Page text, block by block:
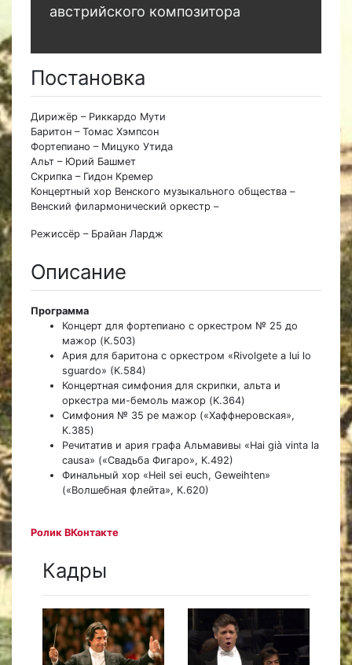
австрийского композитора
Постановка
Дирижёр – Риккардо Мути
Баритон – Томас Хэмпсон
Фортепиано – Мицуко Утида
Альт – Юрий Башмет
Скрипка – Гидон Кремер
Концертный хор Венского музыкального общества –
Венский филармонический оркестр –
Режиссёр – Брайан Лардж
Описание
Программа
Концерт для фортепиано с оркестром № 25 до
мажор (K.503)
Ария для баритона с оркестром «Rivolgete a lui lo
sguardo» (K.584)
Концертная симфония для скрипки, альта и
оркестра ми-бемоль мажор (K.364)
Симфония № 35 ре мажор («Хаффнеровская»,
K.385)
Речитатив и ария графа Альмавивы «Hai già vinta la
causa» («Свадьба Фигаро», K.492)
Финальный хор «Heil sei euch, Geweihten»
(«Волшебная флейта», K.620)
Ролик ВКонтакте
Кадры